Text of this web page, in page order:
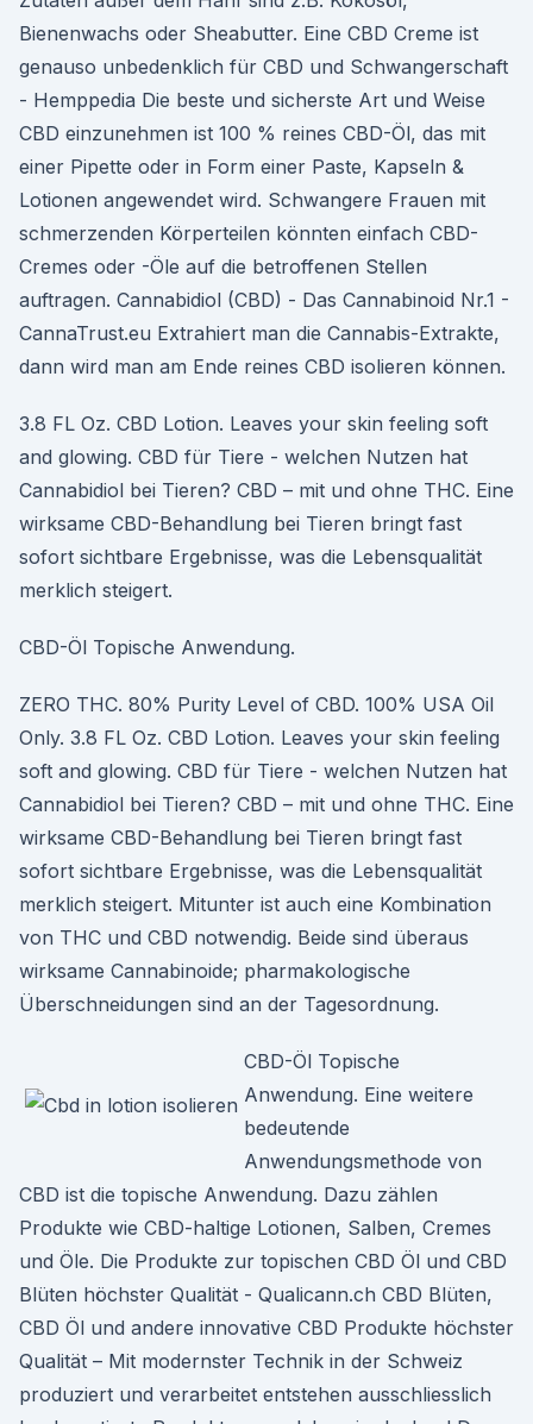
Bienenwachs oder Sheabutter. Eine CBD Creme ist
genauso unbedenklich für CBD und Schwangerschaft
- Hemppedia Die beste und sicherste Art und Weise
CBD einzunehmen ist 100 % reines CBD-Öl, das mit
einer Pipette oder in Form einer Paste, Kapseln &
Lotionen angewendet wird. Schwangere Frauen mit
schmerzenden Körperteilen könnten einfach CBD-
Cremes oder -Öle auf die betroffenen Stellen
auftragen. Cannabidiol (CBD) - Das Cannabinoid Nr.1 -
CannaTrust.eu Extrahiert man die Cannabis-Extrakte,
dann wird man am Ende reines CBD isolieren können.
3.8 FL Oz. CBD Lotion. Leaves your skin feeling soft
and glowing. CBD für Tiere - welchen Nutzen hat
Cannabidiol bei Tieren? CBD – mit und ohne THC. Eine
wirksame CBD-Behandlung bei Tieren bringt fast
sofort sichtbare Ergebnisse, was die Lebensqualität
merklich steigert.
CBD-Öl Topische Anwendung.
ZERO THC. 80% Purity Level of CBD. 100% USA Oil
Only. 3.8 FL Oz. CBD Lotion. Leaves your skin feeling
soft and glowing. CBD für Tiere - welchen Nutzen hat
Cannabidiol bei Tieren? CBD – mit und ohne THC. Eine
wirksame CBD-Behandlung bei Tieren bringt fast
sofort sichtbare Ergebnisse, was die Lebensqualität
merklich steigert. Mitunter ist auch eine Kombination
von THC und CBD notwendig. Beide sind überaus
wirksame Cannabinoide; pharmakologische
Überschneidungen sind an der Tagesordnung.
CBD-Öl Topische
Anwendung. Eine weitere
bedeutende
Anwendungsmethode von
CBD ist die topische Anwendung. Dazu zählen
Produkte wie CBD-haltige Lotionen, Salben, Cremes
und Öle. Die Produkte zur topischen CBD Öl und CBD
Blüten höchster Qualität - Qualicann.ch CBD Blüten,
CBD Öl und andere innovative CBD Produkte höchster
Qualität – Mit modernster Technik in der Schweiz
produziert und verarbeitet entstehen ausschliesslich